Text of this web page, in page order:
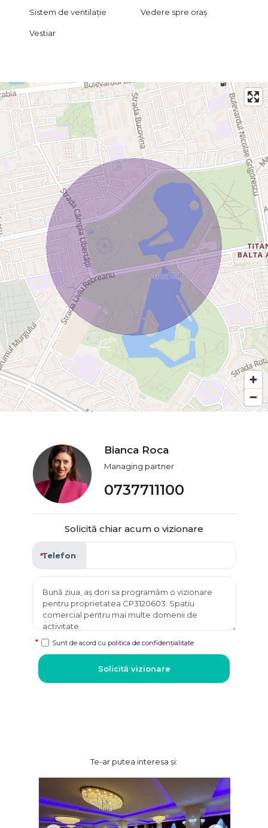
Sistem de ventilație Vedere spre oraș
Vestiar
Bianca Roca
Managing partner
0737711100
Solicită chiar acum o vizionare
Telefon
Sunt de acord cu politica de confidențialitate
Solicită vizionare
Te-ar putea interesa și: